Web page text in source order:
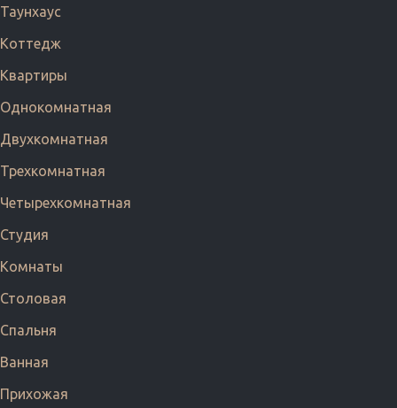
Таунхаус
Коттедж
Квартиры
Однокомнатная
Двухкомнатная
Трехкомнатная
Четырехкомнатная
Студия
Комнаты
Столовая
Спальня
Ванная
Прихожая